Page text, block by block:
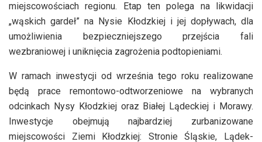
miejscowościach regionu. Etap ten polega na likwidacji
„wąskich gardeł” na Nysie Kłodzkiej i jej dopływach, dla
umożliwienia bezpieczniejszego przejścia fali
wezbraniowej i uniknięcia zagrożenia podtopieniami.
W ramach inwestycji od września tego roku realizowane
będą prace remontowo-odtworzeniowe na wybranych
odcinkach Nysy Kłodzkiej oraz Białej Lądeckiej i Morawy.
Inwestycje obejmują najbardziej zurbanizowane
miejscowości Ziemi Kłodzkiej: Stronie Śląskie, Lądek-